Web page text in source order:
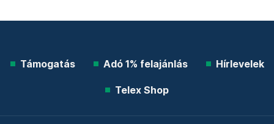
Támogatás Adó 1% felajánlás Hírlevelek
Telex Shop